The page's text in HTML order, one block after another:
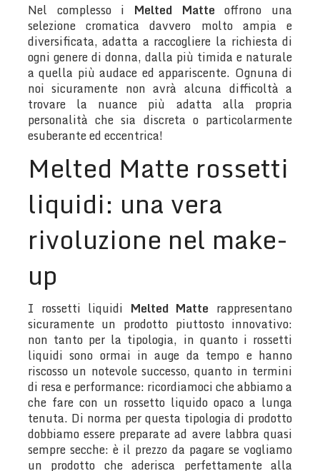
Nel complesso i Melted Matteoffrono una
selezione cromatica davvero molto ampia e
diversificata, adatta a raccogliere la richiesta di
ogni genere di donna, dalla più timida e naturale
a quella più audace ed appariscente. Ognuna di
noi sicuramente non avrà alcuna difficoltà a
trovare la nuance più adatta alla propria
personalità che sia discreta o particolarmente
esuberante ed eccentrica!
Melted Matte rossetti
liquidi: una vera
rivoluzione nel make-
up
I rossetti liquidi Melted Matte rappresentano
sicuramente un prodotto piuttosto innovativo:
non tanto per la tipologia, in quanto i rossetti
liquidi sono ormai in auge da tempo e hanno
riscosso un notevole successo, quanto in termini
di resa e performance: ricordiamoci che abbiamo a
che fare con un rossetto liquido opaco a lunga
tenuta. Di norma per questa tipologia di prodotto
dobbiamo essere preparate ad avere labbra quasi
sempre secche: è il prezzo da pagare se vogliamo
un prodotto che aderisca perfettamente alla